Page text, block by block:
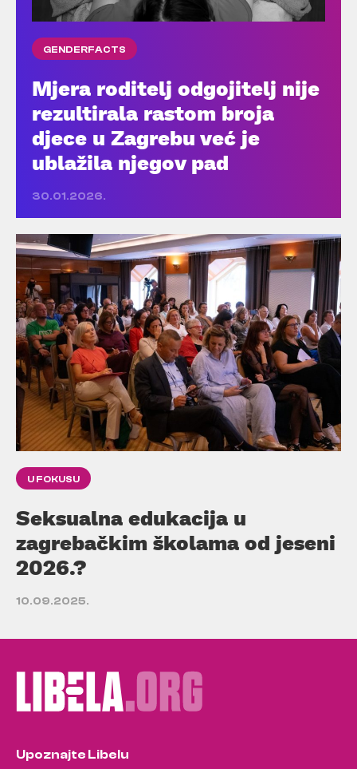
GENDERFACTS
Mjera roditelj odgojitelj nije
rezultirala rastom broja
djece u Zagrebu već je
ublažila njegov pad
30.01.2026.
U FOKUSU
Seksualna edukacija u
zagrebačkim školama od jeseni
2026.?
10.09.2025.
Upoznajte Libelu